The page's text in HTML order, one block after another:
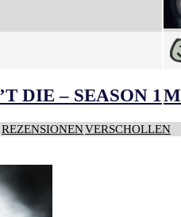
DIE – SEASON 1
REZENSIONENVERSCHOLLEN